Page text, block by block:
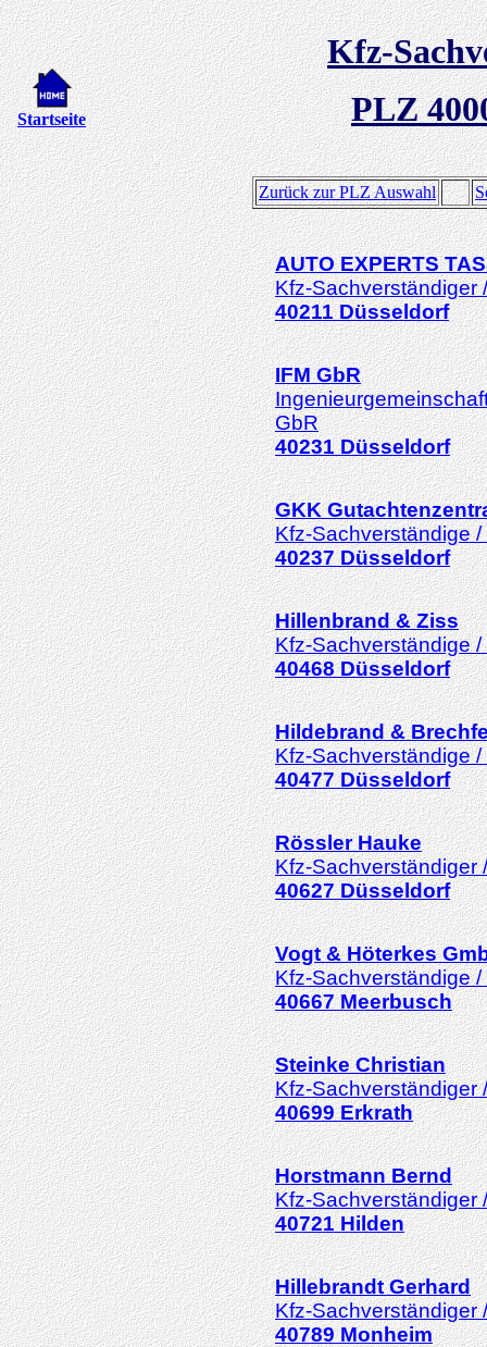
Startseite
Kfz-
PLZ
Zurück zur PLZ Auswahl
AUTO EXPERTS
Kfz-Sachverständiger
40211 Düsseldorf
IFM GbR
GbR
40231 Düsseldorf
GKK
Kfz-Sachverständige
40237 Düsseldorf
Hillenbrand & Ziss
Kfz-Sachverständige
40468 Düsseldorf
Hildebrand &
Kfz-Sachverständige /
40477 Düsseldorf
Rössler Hauke
Kfz-Sachverständiger
40627 Düsseldorf
Vogt & Höterkes
Kfz-Sachverständige /
40667 Meerbusch
Steinke Christian
Kfz-Sachverständiger
40699 Erkrath
Horstmann Bernd
Kfz-Sachverständiger
40721 Hilden
Hillebrandt Gerhard
Kfz-Sachverständiger
40789 Monheim